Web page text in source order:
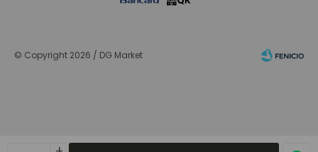
© Copyright 2026 / DG Market